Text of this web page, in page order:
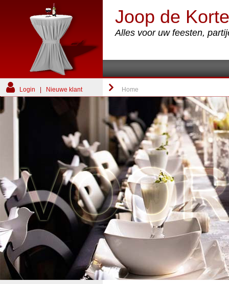
Joop de
Alles voor uw feesten,
Login Nieuwe klant Home